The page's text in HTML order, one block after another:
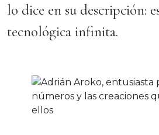
lo dice en su descripción:
tecnológica infinita.